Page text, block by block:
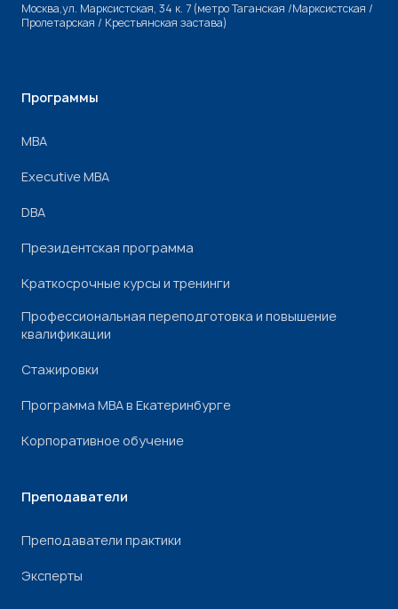
Москва,ул. Марксистская, 34 к. 7 (метро Таганская /Марксистская /
Пролетарская / Крестьянская застава)
Программы
МВА
Executive MBA
DBA
Президентская программа
Краткосрочные курсы и тренинги
Профессиональная переподготовка и повышение
квалификации
Стажировки
Программа МВА в Екатеринбурге
Корпоративное обучение
Преподаватели
Преподаватели практики
Эксперты